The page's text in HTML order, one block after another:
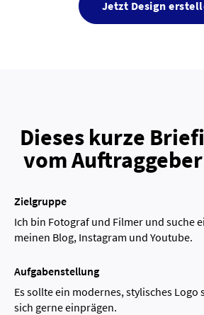
Jetzt Design
Dieses kurze
vom
Zielgruppe
Ich bin Fotograf und Filmer und suche
meinen Blog, Instagram und Youtube.
Aufgabenstellung
Es sollte ein modernes, stylisches Logo
sich gerne einprägen.